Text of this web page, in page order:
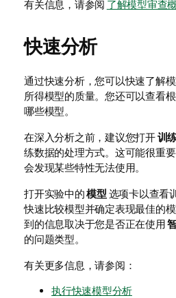
有关信息，请参阅 了解模型审查
快速分析
通过快速分析，您可以快速了解
所得模型的质量。您还可以查看
哪些模型。
在深入分析之前，建议您打开训
练数据的处理方式。这可能很重
会发现某些特性无法使用。
打开实验中的模型 选项卡以查看
快速比较模型并确定表现最佳的
到的信息取决于您是否正在使用
的问题类型。
有关更多信息，请参阅：
执行快速模型分析